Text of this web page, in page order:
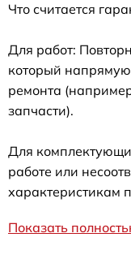
Что считается
Для работ:
который напрямую
ремонта
запчасти).
Для
работе или
характеристикам
Показать